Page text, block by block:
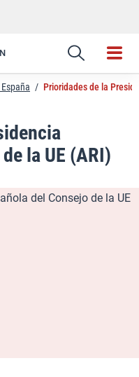
Enlace
/ Prioridades de la
la UE (ARI)